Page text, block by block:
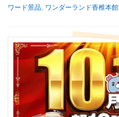
ワード景品
ワンダーランド香椎本館